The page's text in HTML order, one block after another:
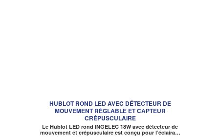
HUBLOT ROND LED AVEC DÉTECTEUR DE
MOUVEMENT RÉGLABLE ET CAPTEUR
CRÉPUSCULAIRE
Le Hublot LED rond INGELEC 18W avec détecteur de
mouvement et crépusculaire est conçu pour l’éclaira…